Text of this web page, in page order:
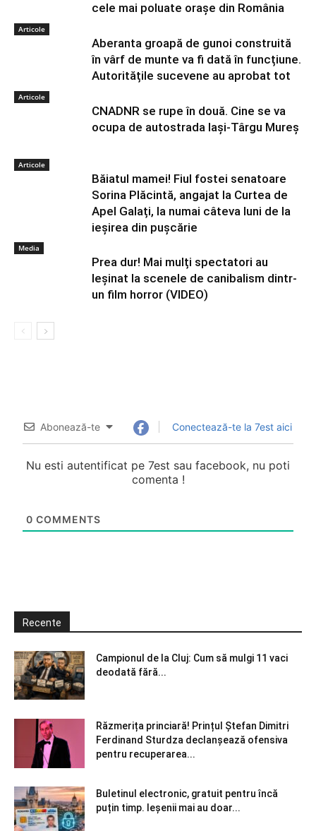
cele mai poluate orașe din România
Articole
Aberanta groapă de gunoi construită
în vârf de munte va fi dată în funcțiune.
Autoritățile sucevene au aprobat tot
Articole
CNADNR se rupe în două. Cine se va
ocupa de autostrada Iași-Târgu Mureș
Articole
Băiatul mamei! Fiul fostei senatoare
Sorina Plăcintă, angajat la Curtea de
Apel Galați, la numai câteva luni de la
ieșirea din pușcărie
Media
Prea dur! Mai mulți spectatori au
leșinat la scenele de canibalism dintr-
un film horror (VIDEO)
Abonează-te Conectează-te la 7est aici
Nu esti autentificat pe 7est sau facebook, nu poti
comenta !
0 COMMENTS
Recente
Campionul de la Cluj: Cum să mulgi 11 vaci
deodată fără...
Răzmerița princiară! Prințul Ștefan Dimitri
Ferdinand Sturdza declanșează ofensiva
pentru recuperarea...
Buletinul electronic, gratuit pentru încă
puțin timp. Ieșenii mai au doar...